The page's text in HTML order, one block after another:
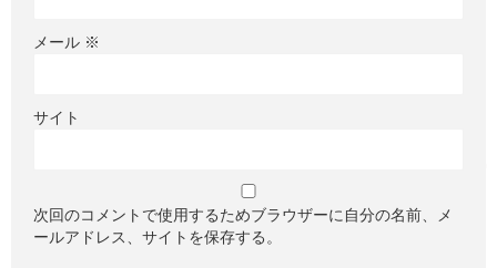
メール ※
サイト
次回のコメントで使用するためブラウザーに自分の名前、メ
ールアドレス、サイトを保存する。